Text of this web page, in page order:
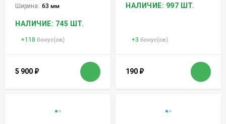
Ширина: 63 мм
НАЛИЧИЕ: 745 ШТ.
+118 бонус(ов)
5 900 ₽
НАЛИЧИЕ: 997 ШТ.
+3 бонус(ов)
190 ₽